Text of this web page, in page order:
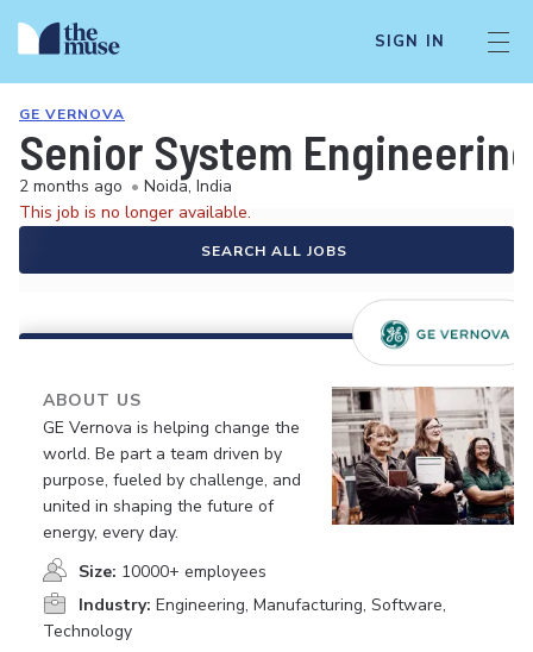
SIGN IN
GE VERNOVA
Senior System
2 months ago • Noida, India
This job is no longer available.
SEARCH ALL JOBS
ABOUT US
GE Vernova is helping change the
world. Be part a team driven by
purpose, fueled by challenge, and
united in shaping the future of
energy, every day.
Size: 10000+ employees
Industry: Engineering, Manufacturing, Software,
Technology